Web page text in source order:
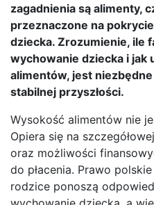
zagadnienia są alimenty,
przeznaczone na
dziecka. Zrozumienie, ile
wychowanie dziecka i jak
alimentów, jest
stabilnej przyszłości.
Wysokość alimentów nie
Opiera się na
oraz możliwości
do płacenia. Prawo
rodzice ponoszą